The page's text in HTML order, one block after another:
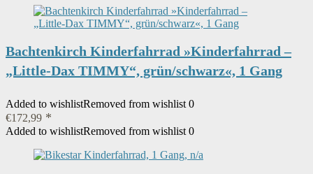
Bachtenkirch Kinderfahrrad »Kinderfahrrad –
„Little-Dax TIMMY“, grün/schwarz«, 1 Gang
Added to wishlistRemoved from wishlist 0
€172,99
Added to wishlistRemoved from wishlist 0